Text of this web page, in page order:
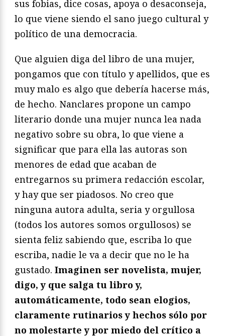
sus fobias, dice cosas, apoya o desaconseja,
lo que viene siendo el sano juego cultural y
político de una democracia.
Que alguien diga del libro de una mujer,
pongamos que con título y apellidos, que es
muy malo es algo que debería hacerse más,
de hecho. Nanclares propone un campo
literario donde una mujer nunca lea nada
negativo sobre su obra, lo que viene a
significar que para ella las autoras son
menores de edad que acaban de
entregarnos su primera redacción escolar,
y hay que ser piadosos. No creo que
ninguna autora adulta, seria y orgullosa
(todos los autores somos orgullosos) se
sienta feliz sabiendo que, escriba lo que
escriba, nadie le va a decir que no le ha
gustado. Imaginen ser novelista, mujer,
digo, y que salga tu libro y,
automáticamente, todo sean elogios,
claramente rutinarios y hechos sólo por
no molestarte y por miedo del crítico a